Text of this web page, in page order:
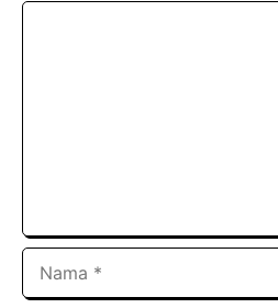
Komentar
Nama